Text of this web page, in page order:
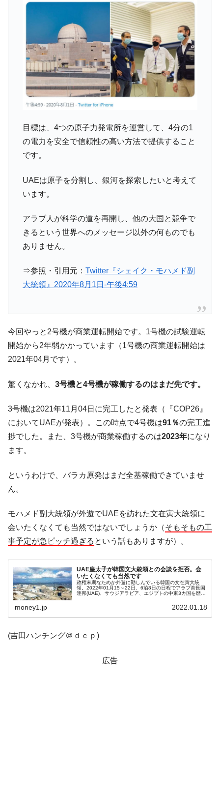
業績「史上最高益」当期純利益は前年同期比13.4倍に。
韓国･加徳島新国際空港「またも暗礁」の危
機 ⇒ 10.7兆では損が出るからできない。
Fact1
日本の誇る海洋資源調査船『白嶺』は先進技術の
塊！
Fact1
夏の甲子園、優勝校を最も多く輩出している都道
府県とは？
Fact1 今話題の「楽天ライオンズ」とは？
全て勝つといくら？ 競馬GI競走で勝利騎手がもら
える賞金とは？
Fact1
発表から2日で大崩壊、鳴かず飛ばずに終わりそう
なスーパーリーグとは？
だった選手とは？
Fact1
甲子園通算本塁打、最多の清原に次いで多く打っ
ている意外な選手とは？
目標は、4つの原子力発電所を運営して、4分の1
の電力を安全で信頼性の高い方法で提供すること
です。
UAEは原子を分割し、銀河を探索したいと考えて
います。
アラブ人が科学の道を再開し、他の大国と競争で
きるという世界へのメッセージ以外の何ものでも
ありません。
⇒参照・引用元： Twitter『シェイク・モハメド副
大統領』2020年8月1日-午後4:59
今回やっと2号機が商業運転開始です。1号機の試験運転
開始から2年弱かかっています（1号機の商業運転開始は
2021年04月です）。
驚くなかれ、 3号機と4号機が稼働するのはまだ先です。
3号機は2021年11月04日に完工したと発表（『COP26』
においてUAEが発表）。この時点で4号機は91％の完工進
捗でした。また、3号機が商業稼働するのは2023年になり
ます。
というわけで、バラカ原発はまだ全基稼働できていませ
ん。
モハメド副大統領が外遊でUAEを訪れた文在寅大統領に
会いたくなくても当然ではないでしょうか（そもそもの工
事予定が急ピッチ過ぎる という話もありますが）。
UAE皇太子が韓国文大統領との会談を拒否。会
いたくなくても当然です
政権末期なためか外遊に勤しんでいる韓国の文在寅大統
領。2022年01月15～22日、6泊8日の日程でアラブ首長国
連邦(UAE)、サウジアラビア、エジプトの中東3カ国を歴訪
money1.jp 2022.01.18
(吉田ハンチング＠ｄｃｐ)
広告